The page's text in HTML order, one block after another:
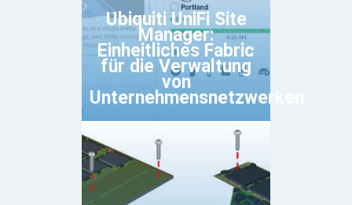
Ubiquiti UniFi Site
Manager:
Einheitliches Fabric
für die Verwaltung
von
Unternehmensnetzwerken